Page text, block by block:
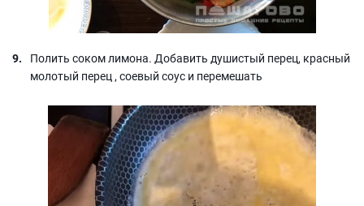
Полить соком лимона. Добавить душистый перец, красный
молотый перец , соевый соус и перемешать